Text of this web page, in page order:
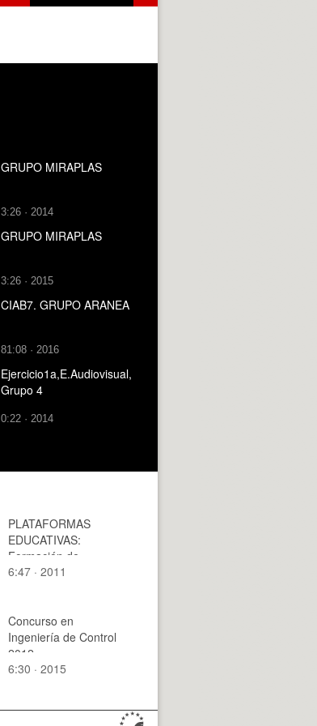
GRUPO MIRAPLAS
3:26 · 2014
GRUPO MIRAPLAS
3:26 · 2015
CIAB7. GRUPO ARANEA
81:08 · 2016
Ejercicio1a,E.Audiovisual,
Grupo 4
0:22 · 2014
PLATAFORMAS
EDUCATIVAS:
Formación de
Profesores
6:47 · 2011
Concurso en
Ingeniería de Control
2012
6:30 · 2015